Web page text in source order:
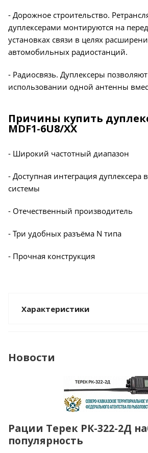
- Дорожное строительство.
дуплексерами монтируются на
установках связи в целях
автомобильных радиостанций.
- Радиосвязь. Дуплексеры
использовании одной антенны
Причины купить
MDF1-6U8/ХХ
- Широкий частотный диапазон
- Доступная интеграция дуплексера
системы
- Отечественный производитель
- Три удобных разъёма N типа
- Прочная конструкция
Характеристики
Новости
Рации Терек РК-322-2Д
популярность